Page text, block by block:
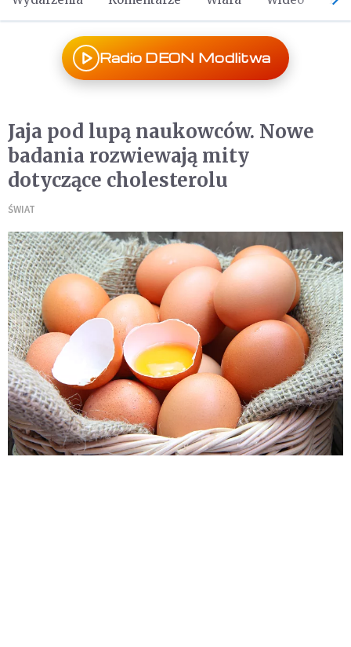
Radio DEON Modlitwa
Jaja pod lupą naukowców. Nowe
badania rozwiewają mity
dotyczące cholesterolu
ŚWIAT